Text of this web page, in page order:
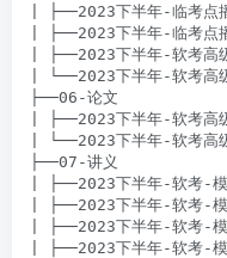
| ├──2023下半年-临考
| ├──2023下半年-临考
| ├──2023下半年-软考
| └──2023下半年-软考
├──06-论文
| ├──2023下半年-软考
| └──2023下半年-软考
├──07-讲义
| ├──2023下半年-软考-
| ├──2023下半年-软考-
| ├──2023下半年-软考-
| ├──2023下半年-软考-